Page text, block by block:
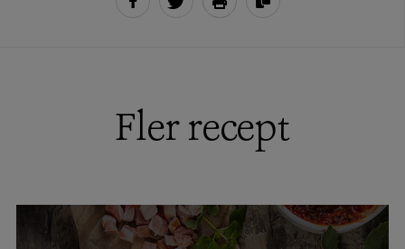
Fler recept